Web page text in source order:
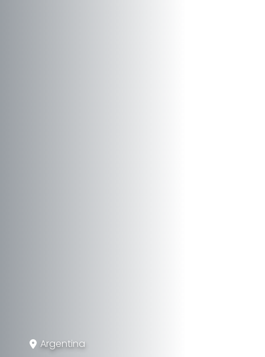
Argentina